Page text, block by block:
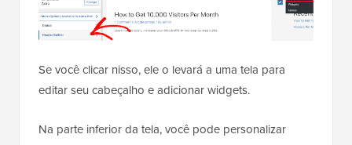
Se você clicar nisso, ele o levará a uma tela para
editar seu cabeçalho e adicionar widgets.
Na parte inferior da tela, você pode personalizar